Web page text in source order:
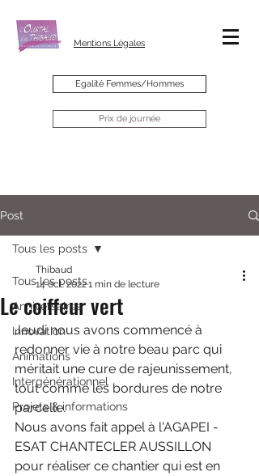
Mentions Légales
Egalité Femmes/Hommes
Prix de journée
Post
Tous les posts
Anniversaires
Innovation
Animations
Intergénérationnel
Projets & informations
Tous les posts
Le coiffeur vert
Thibaud
14 oct. 20221 min de lecture
Jeudi nous avons commencé à
redonner vie à notre beau parc qui
méritait une cure de rajeunissement,
tout comme les bordures de notre
parcelle.
Nous avons fait appel à l'AGAPEI -
ESAT CHANTECLER AUSSILLON
pour réaliser ce chantier qui est en